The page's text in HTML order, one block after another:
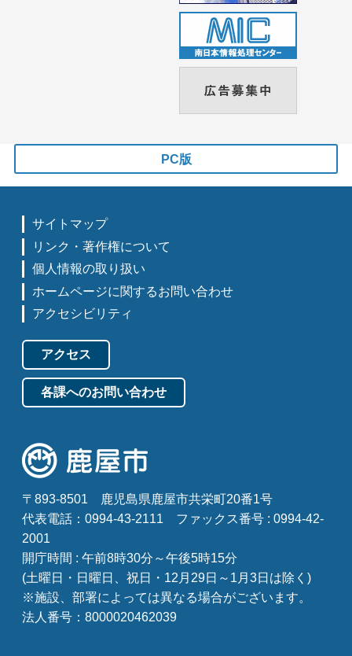
PC版
サイトマップ
リンク・著作権について
個人情報の取り扱い
ホームページに関するお問い合わせ
アクセシビリティ
アクセス
各課へのお問い合わせ
〒893-8501
鹿児島県鹿屋市共栄町20番1号
代表電話：0994-43-2111
ファックス番号 : 0994-42-
2001
開庁時間 : 午前8時30分～午後5時15分
(土曜日・日曜日、祝日・12月29日～1月3日は除く)
※施設、部署によっては異なる場合がございます。
法人番号：8000020462039